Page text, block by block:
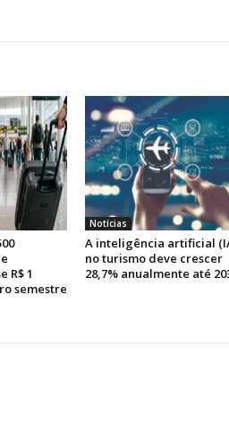
R$ 1
semestre
Notícias
A inteligência artificial
no turismo deve crescer
28,7% anualmente até